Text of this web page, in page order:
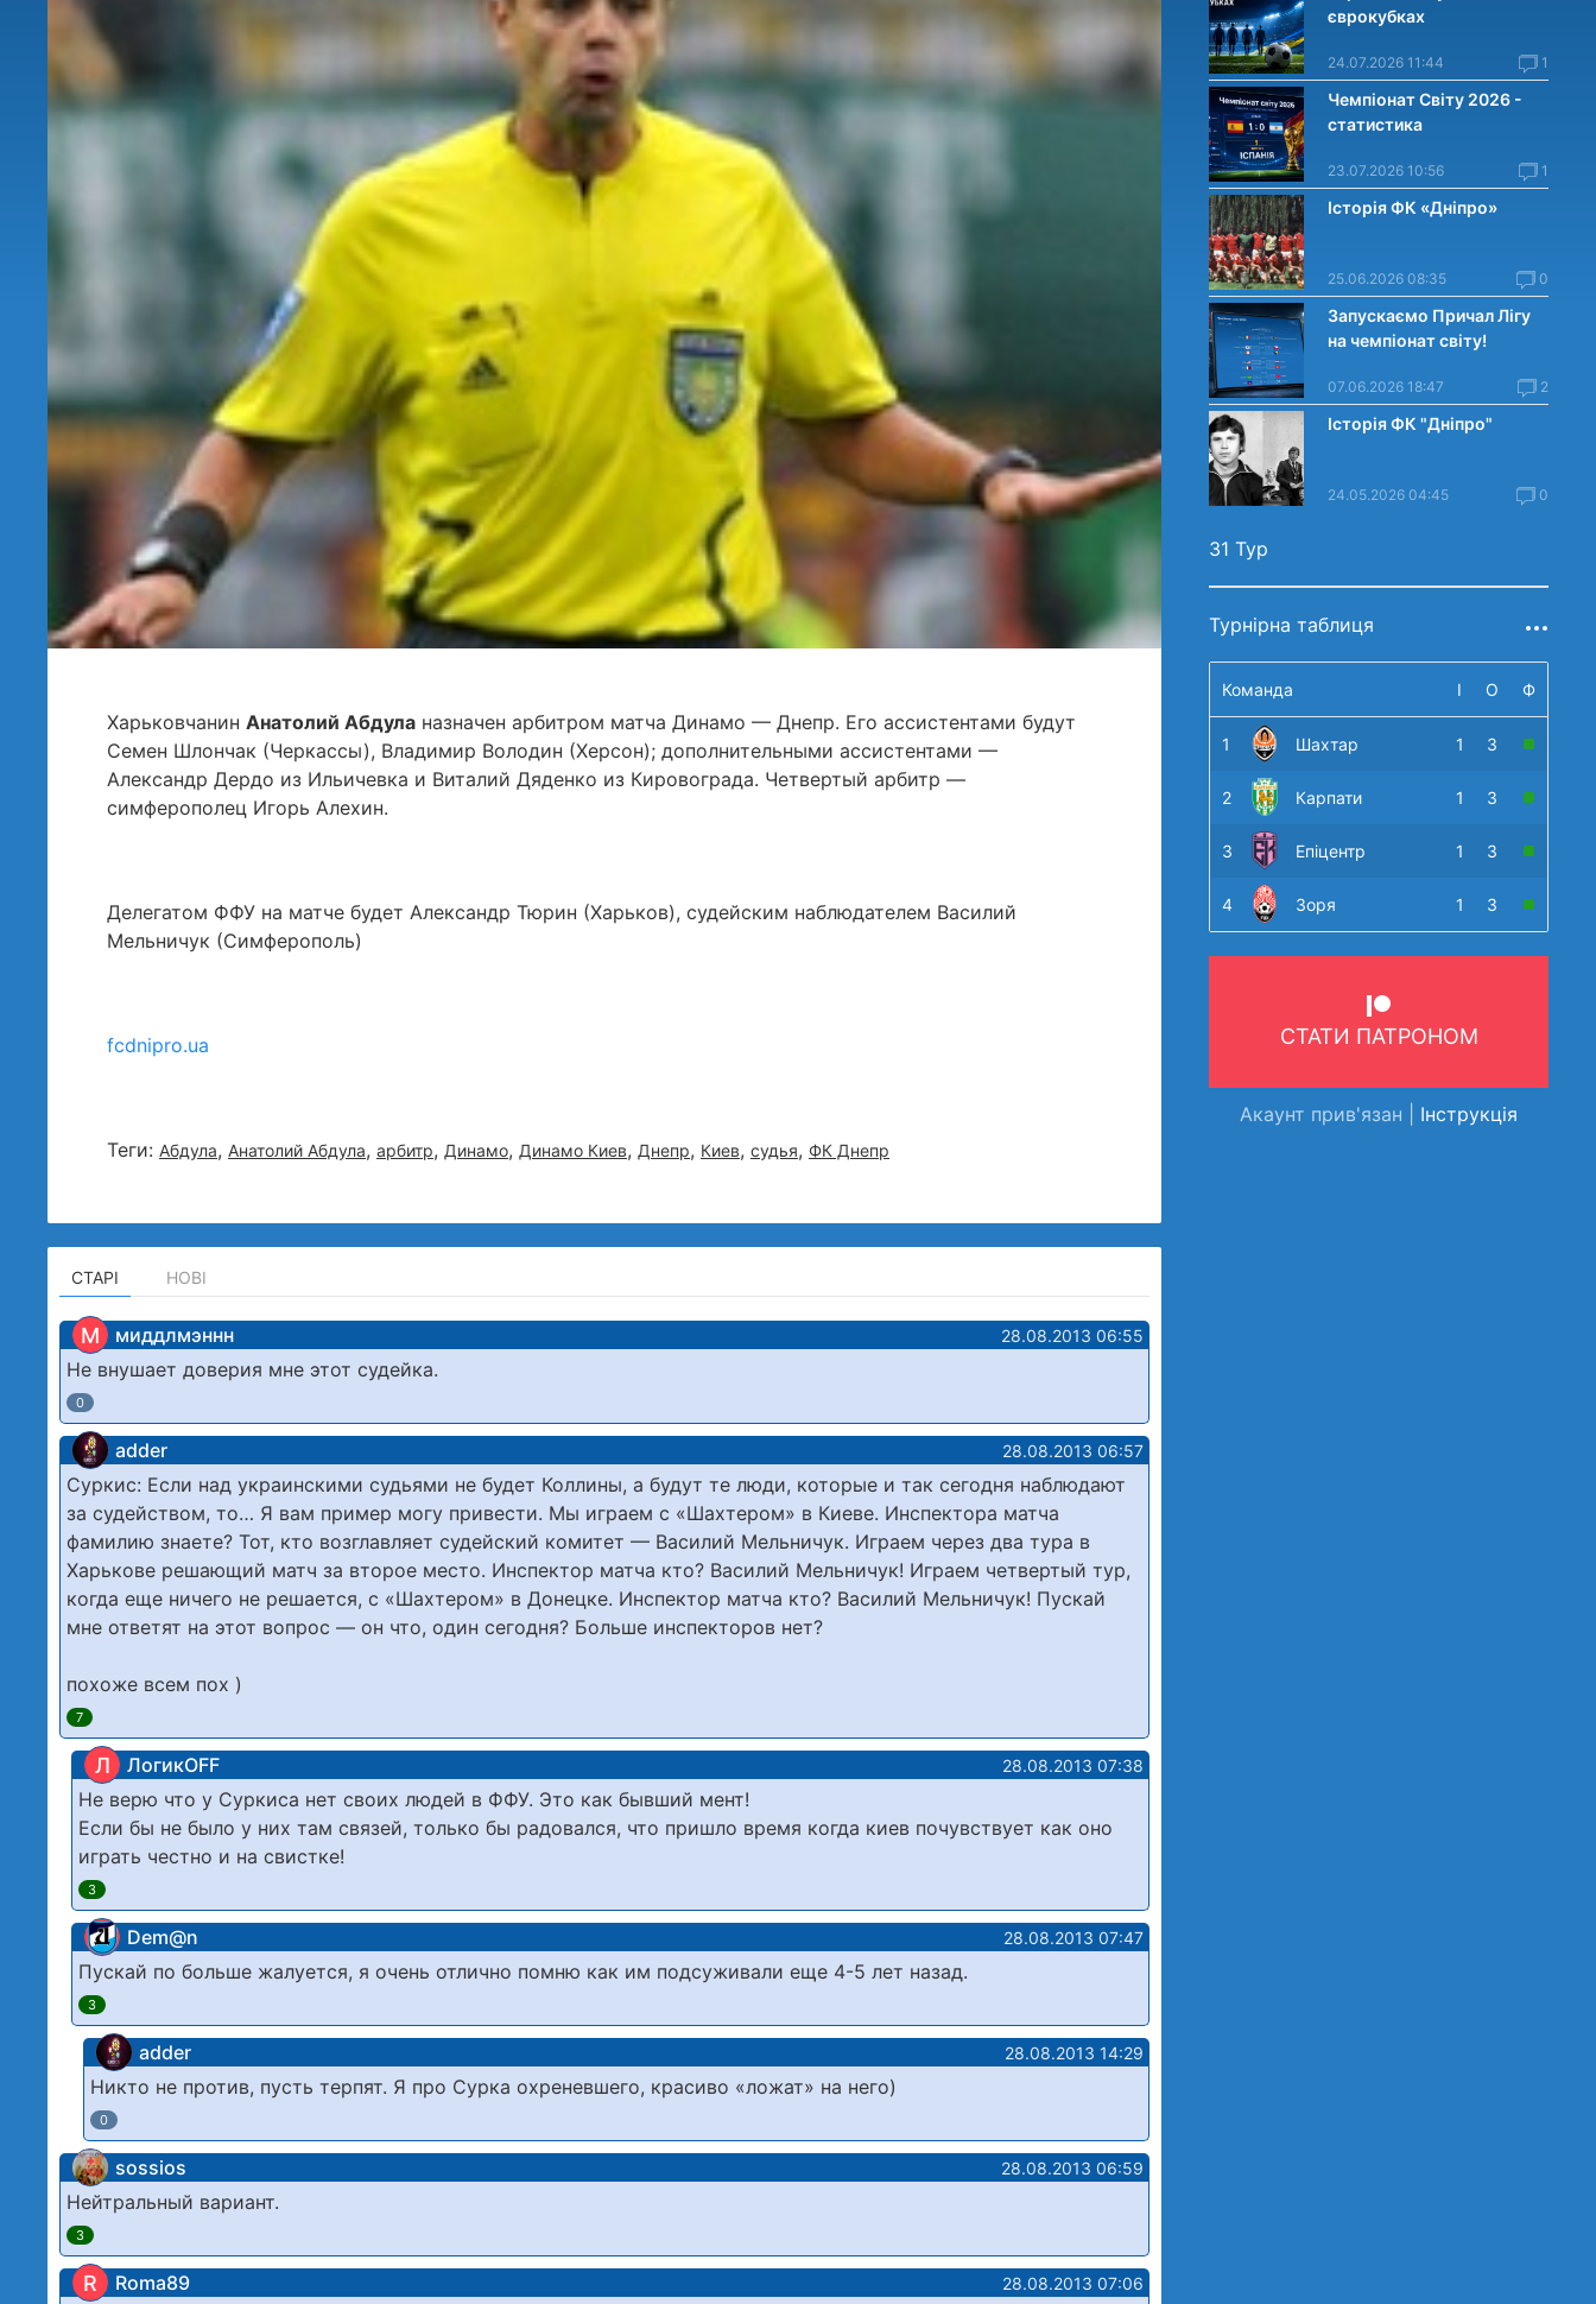
Харьковчанин Анатолий Абдула назначен арбитром матча Динамо — Днепр. Его ассистентами будут
Семен Шлончак (Черкассы), Владимир Володин (Херсон); дополнительными ассистентами —
Александр Дердо из Ильичевка и Виталий Дяденко из Кировограда. Четвертый арбитр —
симферополец Игорь Алехин.
Делегатом ФФУ на матче будет Александр Тюрин (Харьков), судейским наблюдателем Василий
Мельничук (Симферополь)
fcdnipro.ua
Теги: Абдула, Анатолий Абдула, арбитр, Динамо, Динамо Киев, Днепр, Киев, судья, ФК Днепр
СТАРІ НОВІ
М миддлмэннн 28.08.2013 06:55
Не внушает доверия мне этот судейка.
0
adder 28.08.2013 06:57
Суркис: Если над украинскими судьями не будет Коллины, а будут те люди, которые и так сегодня наблюдают
за судейством, то… Я вам пример могу привести. Мы играем с «Шахтером» в Киеве. Инспектора матча
фамилию знаете? Тот, кто возглавляет судейский комитет — Василий Мельничук. Играем через два тура в
Харькове решающий матч за второе место. Инспектор матча кто? Василий Мельничук! Играем четвертый тур,
когда еще ничего не решается, с «Шахтером» в Донецке. Инспектор матча кто? Василий Мельничук! Пускай
мне ответят на этот вопрос — он что, один сегодня? Больше инспекторов нет?
похоже всем пох )
7
Л ЛогикOFF 28.08.2013 07:38
Не верю что у Суркиса нет своих людей в ФФУ. Это как бывший мент!
Если бы не было у них там связей, только бы радовался, что пришло время когда киев почувствует как оно
играть честно и на свистке!
3
Dem@n 28.08.2013 07:47
Пускай по больше жалуется, я очень отлично помню как им подсуживали еще 4-5 лет назад.
3
adder 28.08.2013 14:29
Никто не против, пусть терпят. Я про Сурка охреневшего, красиво «ложат» на него)
0
sossios 28.08.2013 06:59
Нейтральный вариант.
3
R Roma89 28.08.2013 07:06
єврокубках
24.07.2026 11:44 1
Чемпіонат Світу 2026 -
статистика
23.07.2026 10:56 1
Історія ФК «Дніпро»
25.06.2026 08:35 0
Запускаємо Причал Лігу
на чемпіонат світу!
07.06.2026 18:47 2
Історія ФК "Дніпро"
24.05.2026 04:45 0
31 Тур
Турнірна таблиця
Команда І О Ф
1 Шахтар 1 3
2 Карпати 1 3
3 Епіцентр 1 3
4 Зоря 1 3
СТАТИ ПАТРОНОМ
Акаунт прив'язан | Інструкція